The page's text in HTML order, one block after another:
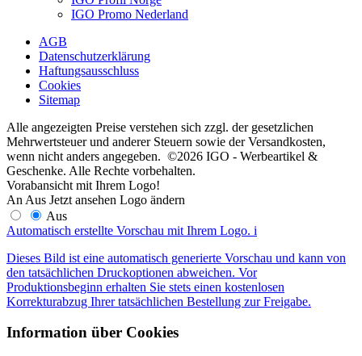
IGO Promo Nederland
AGB
Datenschutzerklärung
Haftungsausschluss
Cookies
Sitemap
Alle angezeigten Preise verstehen sich zzgl. der gesetzlichen
Mehrwertsteuer und anderer Steuern sowie der Versandkosten,
wenn nicht anders angegeben. ©2026 IGO - Werbeartikel &
Geschenke. Alle Rechte vorbehalten.
Vorabansicht mit Ihrem Logo!
An Aus Jetzt ansehen Logo ändern
Aus
Automatisch erstellte Vorschau mit Ihrem Logo. i
Dieses Bild ist eine automatisch generierte Vorschau und kann von
den tatsächlichen Druckoptionen abweichen. Vor
Produktionsbeginn erhalten Sie stets einen kostenlosen
Korrekturabzug Ihrer tatsächlichen Bestellung zur Freigabe.
Information über Cookies